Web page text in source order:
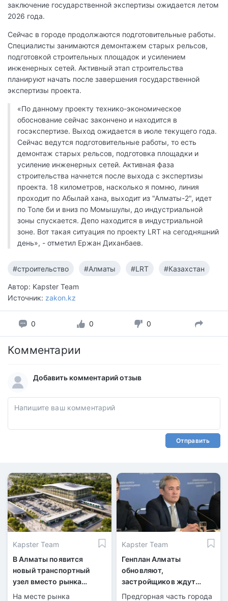
заключение государственной экспертизы ожидается летом
2026 года.
Сейчас в городе продолжаются подготовительные работы.
Специалисты занимаются демонтажем старых рельсов,
подготовкой строительных площадок и усилением
инженерных сетей. Активный этап строительства
планируют начать после завершения государственной
экспертизы проекта.
«По данному проекту технико-экономическое
обоснование сейчас закончено и находится в
госэкспертизе. Выход ожидается в июле текущего года.
Сейчас ведутся подготовительные работы, то есть
демонтаж старых рельсов, подготовка площадки и
усиление инженерных сетей. Активная фаза
строительства начнется после выхода с экспертизы
проекта. 18 километров, насколько я помню, линия
проходит по Абылай хана, выходит из "Алматы-2", идет
по Толе би и вниз по Момышулы, до индустриальной
зоны спускается. Депо находится в индустриальной
зоне. Вот такая ситуация по проекту LRT на сегодняшний
день», - отметил Ержан Диханбаев.
#строительство #Алматы #LRT #Казахстан
Автор: Kapster Team
Источник: zakon.kz
0 0 0
Комментарии
Добавить комментарий отзыв
Отправить
Kapster Team
В Алматы появится
новый транспортный
узел вместо рынка
«Барлык»
На месте рынка
Kapster Team
Генплан Алматы
обновляют,
застройщиков ждут
новые ограничения
Предгорная часть города